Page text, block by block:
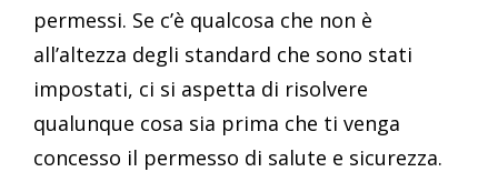
permessi. Se c’è qualcosa che non è
all’altezza degli standard che sono stati
impostati, ci si aspetta di risolvere
qualunque cosa sia prima che ti venga
concesso il permesso di salute e sicurezza.